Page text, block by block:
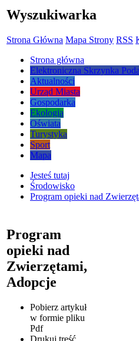
Wyszukiwarka
Strona Główna Mapa Strony RSS
Strona główna
Elektroniczna Skrzynka
Aktualności
Urząd Miasta
Gospodarka
Ekologia
Oświata
Turystyka
Sport
Mapa
Jesteś tutaj
Środowisko
Program opieki nad
Program
opieki nad
Zwierzętami,
Adopcje
Pobierz artykuł
w formie pliku
Pdf
Drukuj treść